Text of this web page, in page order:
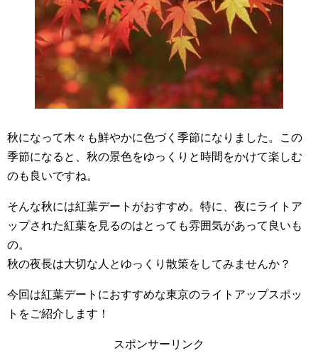
秋になって木々も鮮やかに色づく季節になりました。この
季節になると、秋の景色をゆっくりと時間をかけて楽しむ
のも良いですね。
そんな秋には紅葉デートがおすすめ。特に、夜にライトア
ップされた紅葉を見るのはとっても雰囲気があって良いも
の。
秋の夜長は大切な人とゆっくり散策をしてみませんか？
今回は紅葉デートにおすすめな東京のライトアップスポッ
トをご紹介します！
スポンサーリンク